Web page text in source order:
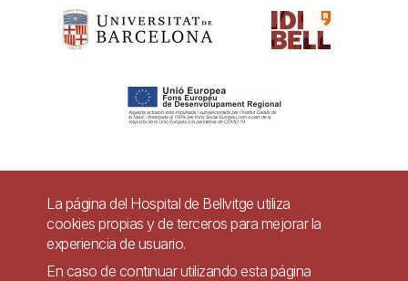
Pie
página
Contacto
Accesibilidad
La página del Hospital de Bellvitge utiliza
cookies propias y de terceros para mejorar la
experiencia de usuario.
En caso de continuar utilizando esta página